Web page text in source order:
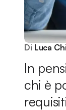
Di Luca
In
chi è